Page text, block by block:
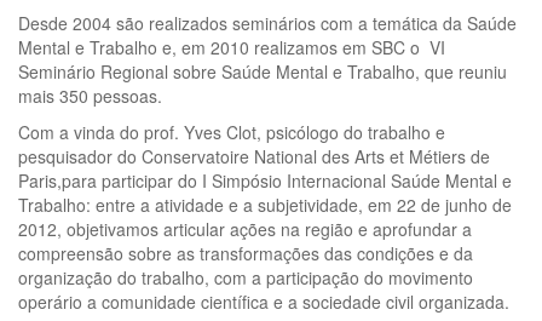
Desde 2004 são realizados seminários com a temática da Saúde
Mental e Trabalho e, em 2010 realizamos em SBC o VI
Seminário Regional sobre Saúde Mental e Trabalho, que reuniu
mais 350 pessoas.
Com a vinda do prof. Yves Clot, psicólogo do trabalho e
pesquisador do Conservatoire National des Arts et Métiers de
Paris,para participar do I Simpósio Internacional Saúde Mental e
Trabalho: entre a atividade e a subjetividade, em 22 de junho de
2012, objetivamos articular ações na região e aprofundar a
compreensão sobre as transformações das condições e da
organização do trabalho, com a participação do movimento
operário a comunidade científica e a sociedade civil organizada.